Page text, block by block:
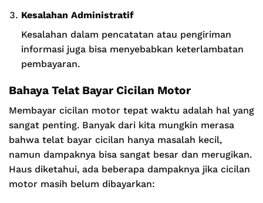
Kesalahan Administratif
Kesalahan dalam pencatatan atau pengiriman
informasi juga bisa menyebabkan keterlambatan
pembayaran.
Bahaya Telat Bayar Cicilan Motor
Membayar cicilan motor tepat waktu adalah hal yang
sangat penting. Banyak dari kita mungkin merasa
bahwa telat bayar cicilan hanya masalah kecil,
namun dampaknya bisa sangat besar dan merugikan.
Haus diketahui, ada beberapa dampaknya jika cicilan
motor masih belum dibayarkan: